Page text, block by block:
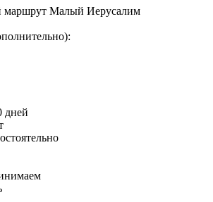
маршрут Малый Иерусалим
дней